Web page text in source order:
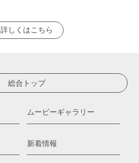
詳しくはこちら
総合トップ
ムービーギャラリー
新着情報